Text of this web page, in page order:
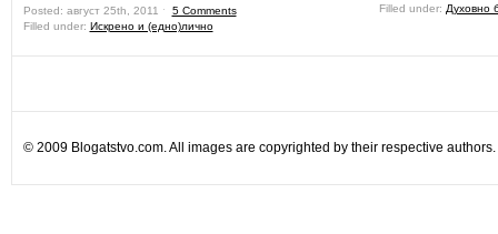
Posted: август 25th, 2011 ˑ 5 Comments
Filled under: Искрено и (едно)лично
Filled under: Духовно
© 2009 Blogatstvo.com. All images are copyrighted by their respective authors.